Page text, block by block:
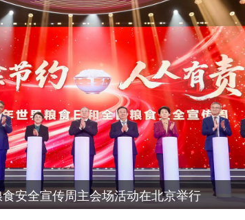
安全宣传周主会场活动在北京举行
全国粮食安全宣传周活动的通知